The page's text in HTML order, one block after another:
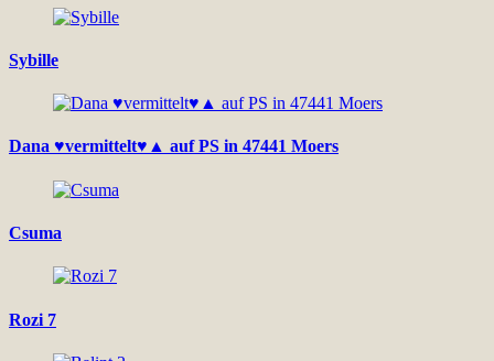
Sybille
Dana ♥vermittelt♥▲ auf PS in 47441 Moers
Csuma
Rozi 7